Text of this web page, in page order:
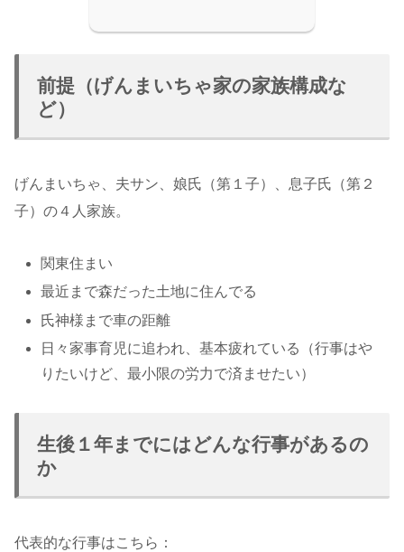
前提（げんまいちゃ家の家族構成な
ど）
げんまいちゃ、夫サン、娘氏（第１子）、息子氏（第２
子）の４人家族。
関東住まい
最近まで森だった土地に住んでる
氏神様まで車の距離
日々家事育児に追われ、基本疲れている（行事はや
りたいけど、最小限の労力で済ませたい）
生後１年までにはどんな行事があるの
か
代表的な行事はこちら：